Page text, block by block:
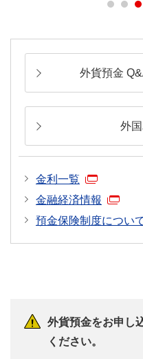
外貨預金
外
金利一覧
金融経済情報
預金保険制度につい
外貨預金をお申し
ください。